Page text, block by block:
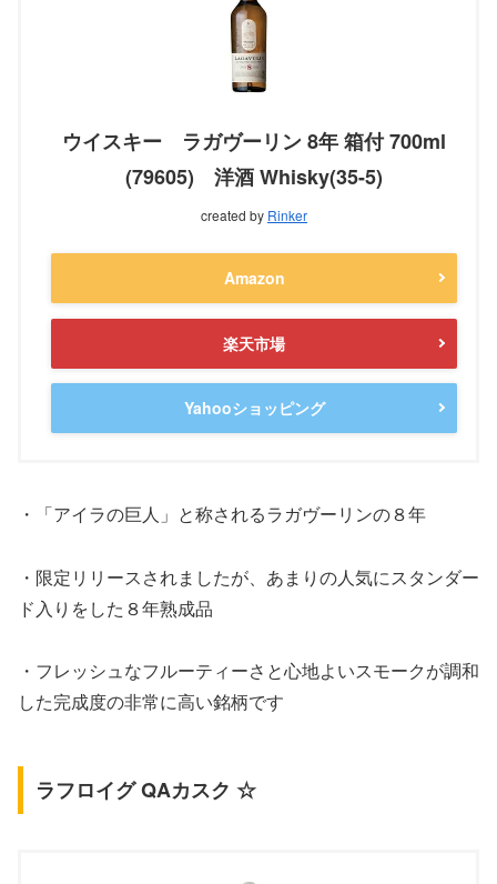
ウイスキー ラガヴーリン 8年 箱付 700ml
(79605) 洋酒 Whisky(35-5)
created by Rinker
Amazon
楽天市場
Yahooショッピング
・「アイラの巨人」と称されるラガヴーリンの８年
・限定リリースされましたが、あまりの人気にスタンダー
ド入りをした８年熟成品
・フレッシュなフルーティーさと心地よいスモークが調和
した完成度の非常に高い銘柄です
ラフロイグ QAカスク ☆